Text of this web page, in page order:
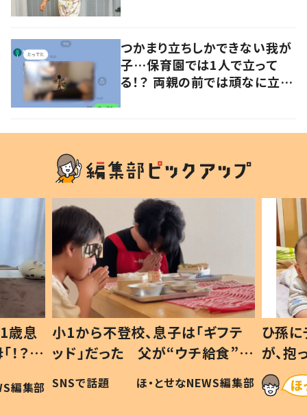
つかまり立ちしかできない我が
子…保育園では1人で立って
る！？ 両親の前では頑なに立た
歳息
？」
編集部
小1から不登校、息子は「ギフテ
ッド」だった 父が“ウチ給食”を
作り続ける理由とは #令和の親
#令和の子
SNSで話題 ほ・とせなNEWS編集部
ひ孫
が、
「涙が
い」